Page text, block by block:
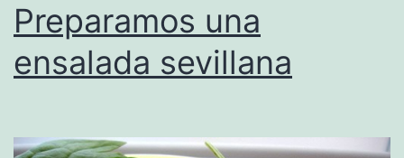
Preparamos una
ensalada sevillana